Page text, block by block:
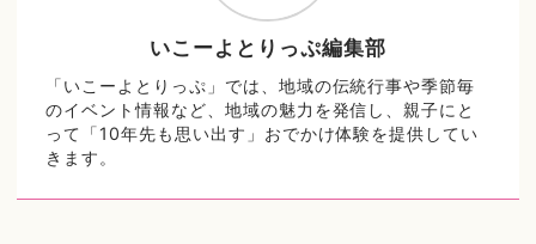
いこーよとりっぷ編集部
「いこーよとりっぷ」では、地域の伝統行事や季節毎
のイベント情報など、地域の魅力を発信し、親子にと
って「10年先も思い出す」おでかけ体験を提供してい
きます。